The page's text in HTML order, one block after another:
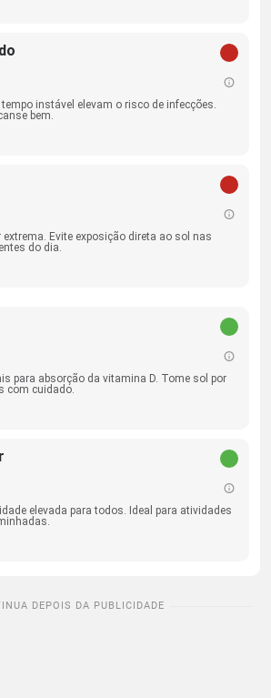
instável elevam o risco de infecções.
bem.
extrema. Evite exposição direta ao sol nas
do dia.
para absorção da vitamina D. Tome sol por
com cuidado.
elevada para todos. Ideal para atividades